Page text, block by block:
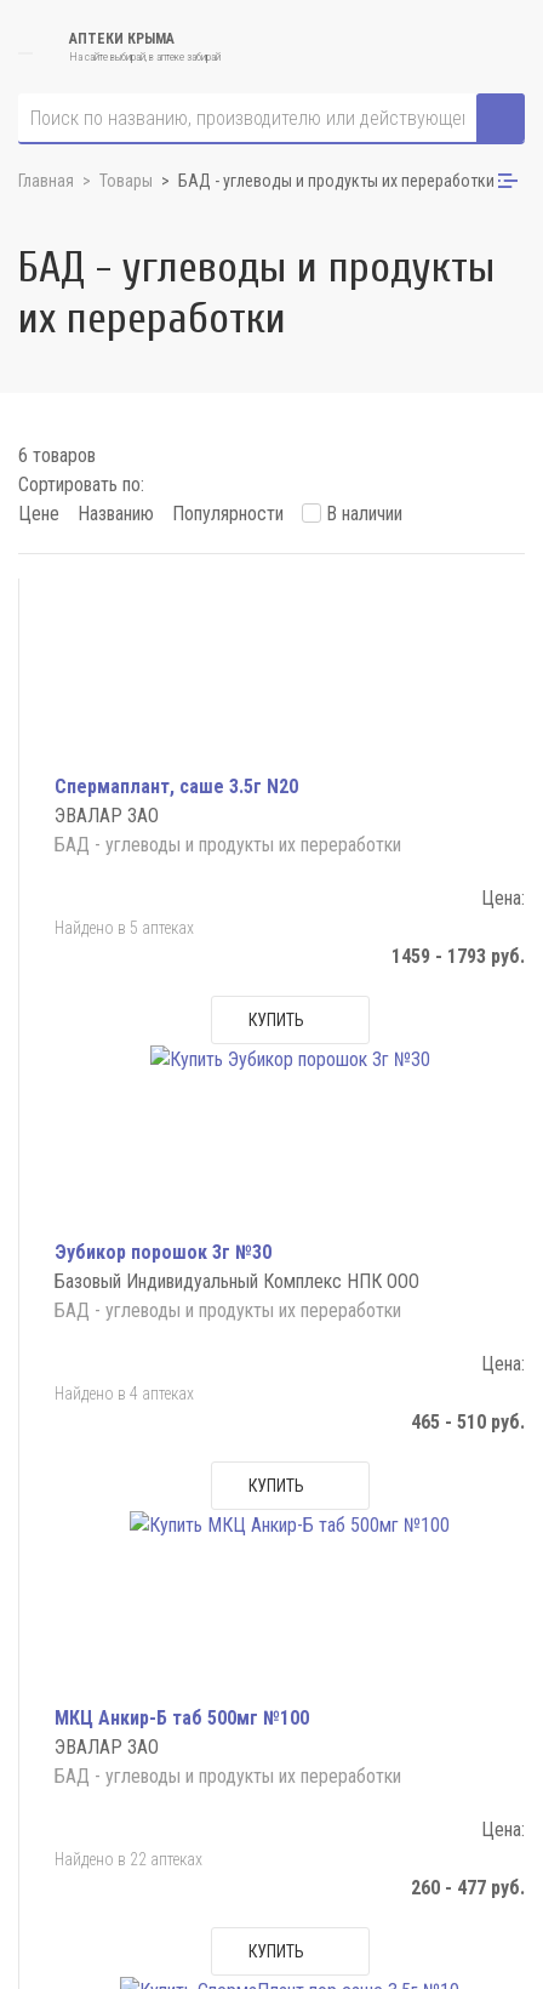
АПТЕКИ КРЫМА
На сайте выбирай, в аптеке забирай
Главная Товары БАД - углеводы и продукты их переработки
БАД - углеводы и продукты
их переработки
6 товаров
Сортировать по:
Цене
Названию Популярности В наличии
Спермаплант, саше 3.5г N20
ЭВАЛАР ЗАО
БАД - углеводы и продукты их переработки
Цена:
Найдено в 5 аптеках
1459 - 1793 руб.
КУПИТЬ
Эубикор порошок 3г №30
Базовый Индивидуальный Комплекс НПК ООО
БАД - углеводы и продукты их переработки
Цена:
Найдено в 4 аптеках
465 - 510 руб.
КУПИТЬ
МКЦ Анкир-Б таб 500мг №100
ЭВАЛАР ЗАО
БАД - углеводы и продукты их переработки
Цена:
Найдено в 22 аптеках
260 - 477 руб.
КУПИТЬ